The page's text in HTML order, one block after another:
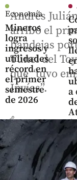
Economía
Mineros
logra
ingresos y
utilidades
récord en
el primer
semestre
de 2026
share
a
Andrés
arribó el
bandejas
Túnel del
que “tuvo
Invías”.